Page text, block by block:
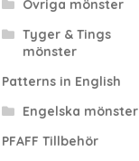
Övriga mönster
Tyger & Tings
mönster
Patterns in English
Engelska mönster
PFAFF Tillbehör